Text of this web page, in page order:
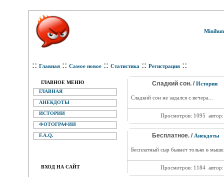
:: Главная :: Самое новое :: Статистика :: Регистрация ::
ГЛАВНОЕ МЕНЮ
ГЛАВНАЯ
АНЕКДОТЫ
ИСТОРИИ
ФОТОГРАФИИ
F.A.Q.
ВХОД НА САЙТ
Сладкий сон. / Истории
Сладкий сон не задался с вечера...
Просмотров: 1095
Бесплатное. / Анекдоты
Бесплатный сыр бывает только в
Просмотров: 1184